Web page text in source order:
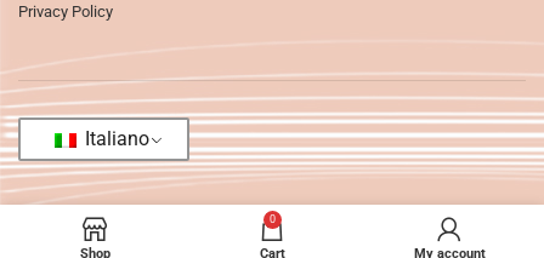
Privacy Policy
Italiano
Shop
0
Cart My account